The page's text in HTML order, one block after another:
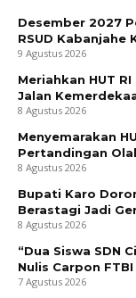
Desember 2027
RSUD Kabanjahe
9 Agustus 2026
Meriahkan HUT
Jalan
8 Agustus 2026
Menyemarakan
Pertandingan
8 Agustus 2026
Bupati Karo
Berastagi Jadi
8 Agustus 2026
“Dua Siswa SDN
Nulis Carpon
7 Agustus 2026